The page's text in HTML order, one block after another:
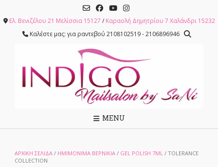
content
Ελ. Βενιζέλου 21 Μελίσσια 15127 / Καραολή Δημητρίου 7 Χαλάνδρι 15232
Καλέστε μας: για ραντεβού 2108102519 - 2106896946
MENU
ΑΡΧΙΚΉ ΣΕΛΊΔΑ / ΗΜΙΜΟΝΙΜΑ ΒΕΡΝΙΚΙΑ / GEL POLISH 7ML / TOLERANCE
COLLECTION